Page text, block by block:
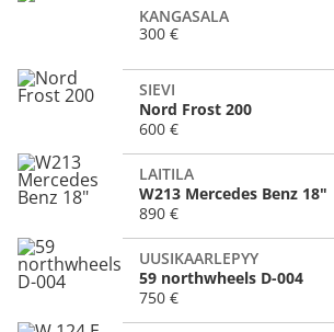
KANGASALA
300 €
SIEVI
Nord Frost 200
600 €
LAITILA
W213 Mercedes Benz 18"
890 €
UUSIKAARLEPYY
59 northwheels D-004
750 €